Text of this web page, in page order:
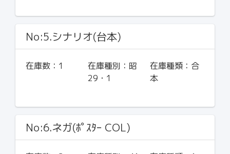
No:5.シナリオ(台本)
在庫数： 1 在庫種別： 昭
29・1
在庫種類： 合
本
No:6.ネガ(ﾎﾟｽﾀｰ COL)